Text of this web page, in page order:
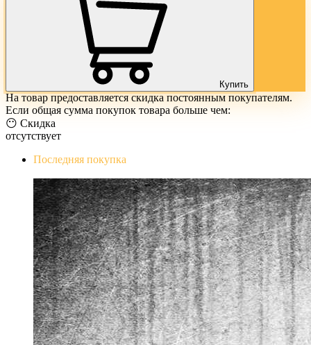
Купить
На товар предоставляется скидка постоянным покупателям.
Если общая сумма покупок товара больше чем:
😶 Скидка
отсутствует
Последняя покупка